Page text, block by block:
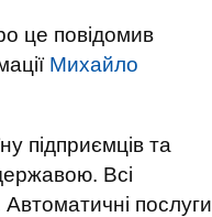
це повідомив
Михайло
підприємців та
Всі
послуги